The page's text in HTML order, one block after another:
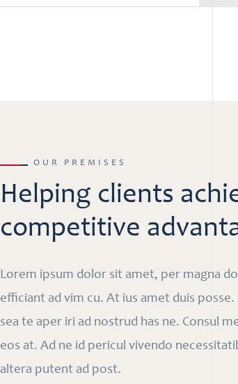
OUR PREMISES
Helping clients
competitive
Lorem ipsum dolor sit amet, per magna
efficiant ad vim cu. At ius amet duis
sea te aper iri ad nostrud has ne. Consul
eos at. Ad ne id pericul vivendo
altera putent ad post.